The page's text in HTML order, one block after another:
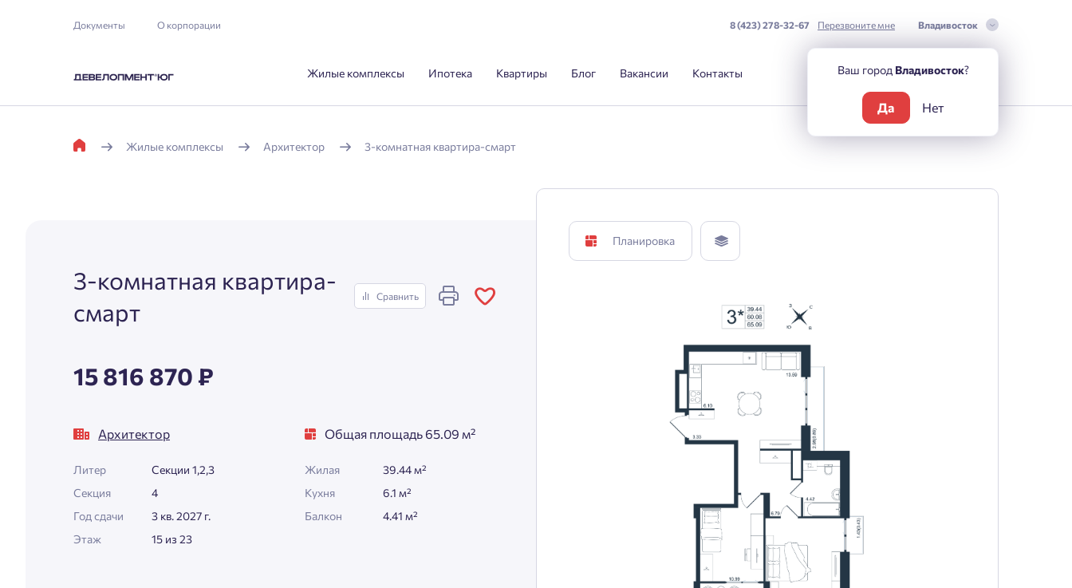
Документы О корпорации 8 (423) 278-32-67 Перезвоните мне Владивосток
Жилые комплексы Ипотека Квартиры Блог Вакансии Контакты
Жилые комплексы Архитектор 3-комнатная квартира-смарт
3-комнатная квартира-
смарт
Сравнить
15 816 870 ₽
Архитектор
Литер
Секции 1,2,3
Секция
4
Год сдачи
3 кв. 2027 г.
Этаж
15 из 23
Общая площадь 65.09 м²
Жилая
39.44 м²
Кухня
6.1 м²
Балкон
4.41 м²
Планировка
Ваш город Владивосток?
Да Нет